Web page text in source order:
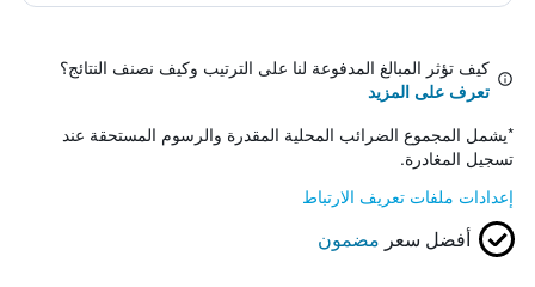
كيف تؤثر المبالغ المدفوعة لنا على الترتيب وكيف نصنف النتائج؟
تعرف على المزيد
*يشمل المجموع الضرائب المحلية المقدرة والرسوم المستحقة عند
تسجيل المغادرة.
إعدادات ملفات تعريف الارتباط
أفضل سعر مضمون